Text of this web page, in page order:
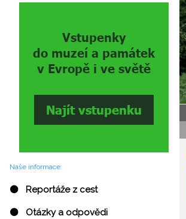
Naše informace:
⚫ Reportáže z cest
⚫ Otázky a odpovědi